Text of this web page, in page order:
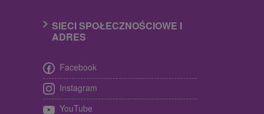
SIECI SPOŁECZNOŚCIOWE I
ADRES
Facebook
Instagram
YouTube